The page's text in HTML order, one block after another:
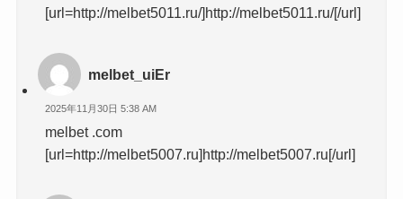
[url=http://melbet5011.ru/]http://melbet5011.ru/[/url]
melbet_uiEr
2025年11月30日 5:38 AM
melbet .com
[url=http://melbet5007.ru]http://melbet5007.ru[/url]